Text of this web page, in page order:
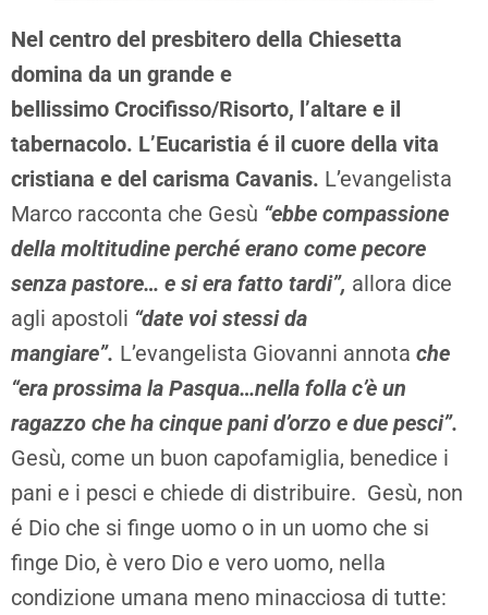
Nel centro del presbitero della Chiesetta
domina da un grande e
bellissimo Crocifisso/Risorto, l’altare e il
tabernacolo. L’Eucaristia é il cuore della vita
cristiana e del carisma Cavanis. L’evangelista
Marco racconta che Gesù “ebbe compassione
della moltitudine perché erano come pecore
senza pastore… e si era fatto tardi”, allora dice
agli apostoli “date voi stessi da
mangiare”. L’evangelista Giovanni annota che
“era prossima la Pasqua…nella folla c’è un
ragazzo che ha cinque pani d’orzo e due pesci”.
Gesù, come un buon capofamiglia, benedice i
pani e i pesci e chiede di distribuire. Gesù, non
é Dio che si finge uomo o in un uomo che si
finge Dio, è vero Dio e vero uomo, nella
condizione umana meno minacciosa di tutte: